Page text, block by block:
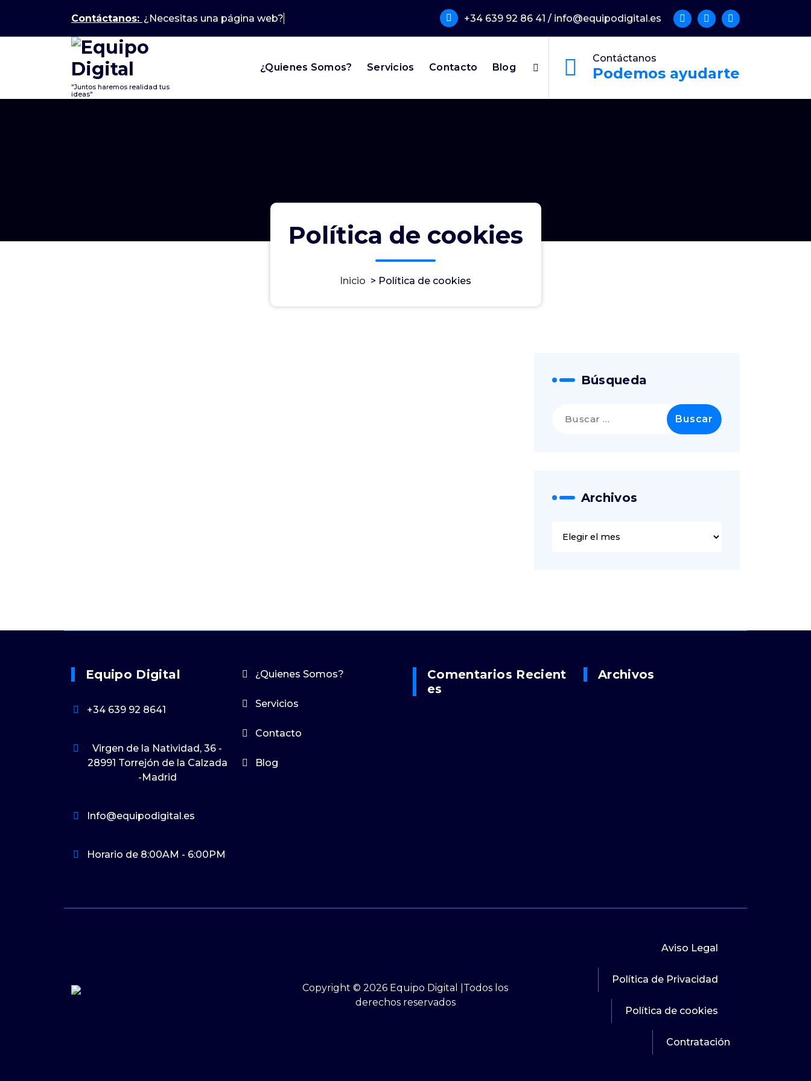
Contáctanos: ¿Necesitas una página web? +34 639 92 86 41 / info@equipodigital.es
"Juntos haremos realidad tus
ideas"
¿Quienes Somos? Servicios Contacto Blog
Contáctanos
Podemos ayudarte
Política de cookies
Inicio > Política de cookies
Búsqueda
Archivos
Equipo Digital
+34 639 92 8641
Virgen de la Natividad, 36 -
28991 Torrejón de la Calzada
-Madrid
Info@equipodigital.es
Horario de 8:00AM - 6:00PM
¿Quienes Somos?
Servicios
Contacto
Blog
Comentarios Recient
Es
Archivos
Copyright © 2026 Equipo Digital |Todos los
derechos reservados
Aviso Legal
Política de Privacidad
Política de cookies
Contratación